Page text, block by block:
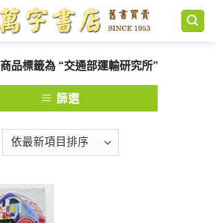
商品標籤為 “交通部運輸研究所”
篩選